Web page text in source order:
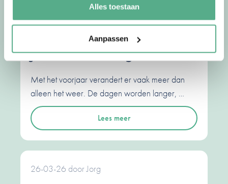
Alles toestaan
Aanpassen
Waarom we in het voorjaar
sneller financiële
beslissingen nemen en hoe
je dat verstandig doet
Met het voorjaar verandert er vaak meer dan
alleen het weer. De dagen worden langer, …
Lees meer
26-03-26 doorJorg